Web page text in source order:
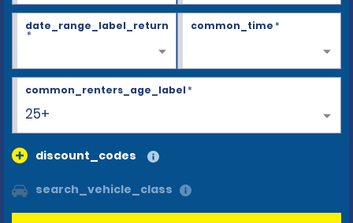
date_range_label_return
*
common_time*
25+
common_renters_age_label*
discount_codes
search_vehicle_class